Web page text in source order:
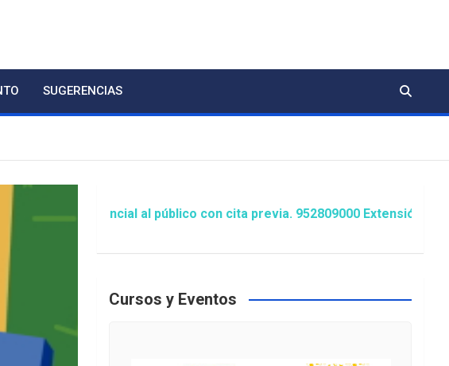
SUGERENCIAS
presencial al público con cita previa. 952809000 Extensión 1481/1486 ó
Cursos y Eventos